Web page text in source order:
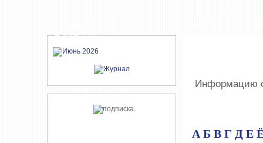
ЖУРНАЛА
Информацию
А Б В Г Д Е